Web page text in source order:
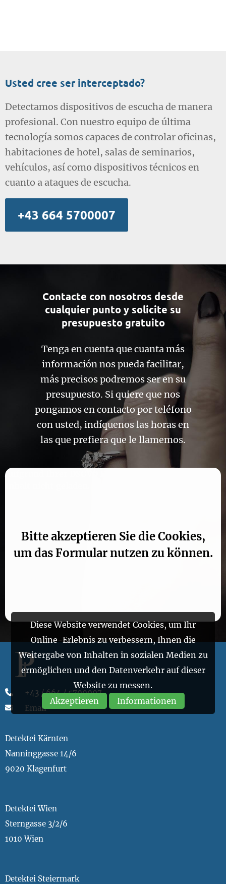
Diese Website verwendet Cookies, um Ihr
Online-Erlebnis zu verbessern, Ihnen die
Weitergabe von Inhalten in sozialen Medien zu
ermöglichen und den Datenverkehr auf dieser
Website zu messen.
Akzeptieren
Informationen
Usted cree ser interceptado?
Detectamos dispositivos de escucha de manera
profesional. Con nuestro equipo de última
tecnología somos capaces de controlar oficinas,
habitaciones de hotel, salas de seminarios,
vehículos, así como dispositivos técnicos en
cuanto a ataques de escucha.
+43 664 5700007
Contacte con nosotros desde
cualquier punto y solicite su
presupuesto gratuito
Tenga en cuenta que cuanta más
información nos pueda facilitar,
más precisos podremos ser en su
presupuesto. Si quiere que nos
pongamos en contacto por teléfono
con usted, indíquenos las horas en
las que prefiera que le llamemos.
Aufgrund Ihrer DSGVO Einstellungen wird dieser
Bitte akzeptieren Sie die Cookies,
um das Formular nutzen zu können.
+43 / 664 / 5700007
Email
Detektei Kärnten
Nanninggasse 14/6
9020 Klagenfurt
Detektei Wien
Sterngasse 3/2/6
1010 Wien
Detektei Steiermark